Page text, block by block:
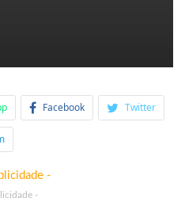
Facebook Twitter
-